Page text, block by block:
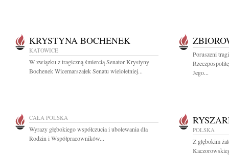
KRYSTYNA BOCHENEK
KATOWICE
W związku z tragiczną śmiercią Senator Krystyny
Bochenek Wicemarszałek Senatu wieloletniej...
Poruszeni
Jego...
CAŁA POLSKA
Wyrazy głębokiego współczucia i ubolewania dla
Rodzin i Współpracowników...
POLSKA
Z głębokim